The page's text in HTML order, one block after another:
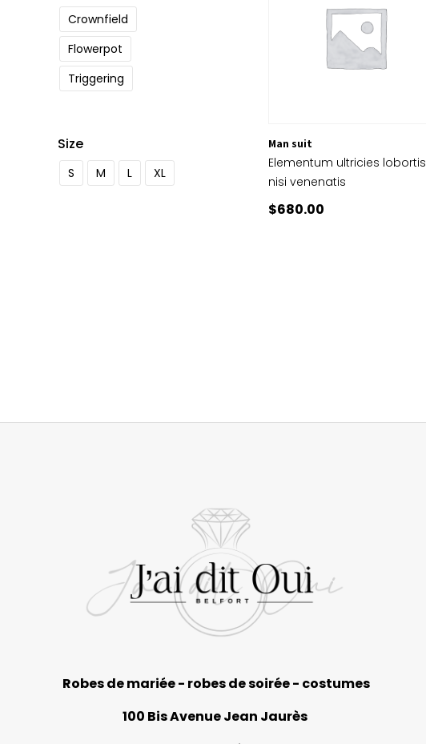
Crownfield
Flowerpot
Triggering
Size
S M L XL
Man suit
Elementum ultricies lobortis
nisi venenatis
$680.00
Robes de mariée - robes de soirée - costumes
100 Bis Avenue Jean Jaurès